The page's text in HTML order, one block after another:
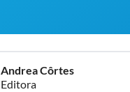
Andrea Côrtes
Editora